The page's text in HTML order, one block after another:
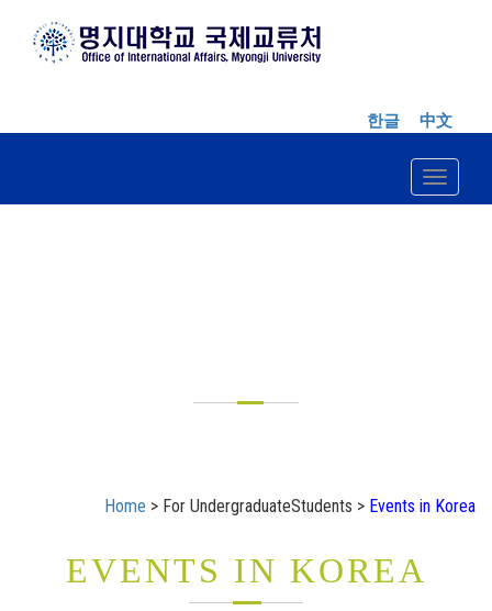
한글 中文
Toggle
Home > For UndergraduateStudents > Events in Korea
EVENTS IN KOREA